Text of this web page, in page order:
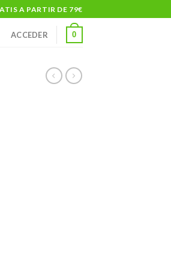
A PARTIR DE 79€
ACCEDER 0